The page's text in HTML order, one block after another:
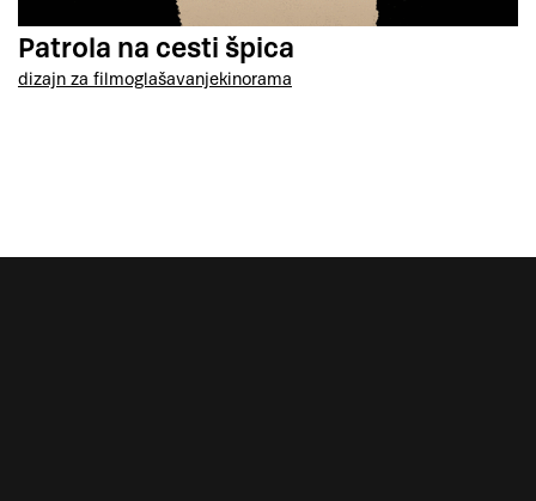
Patrola na cesti špica
dizajn za filmoglašavanjekinorama